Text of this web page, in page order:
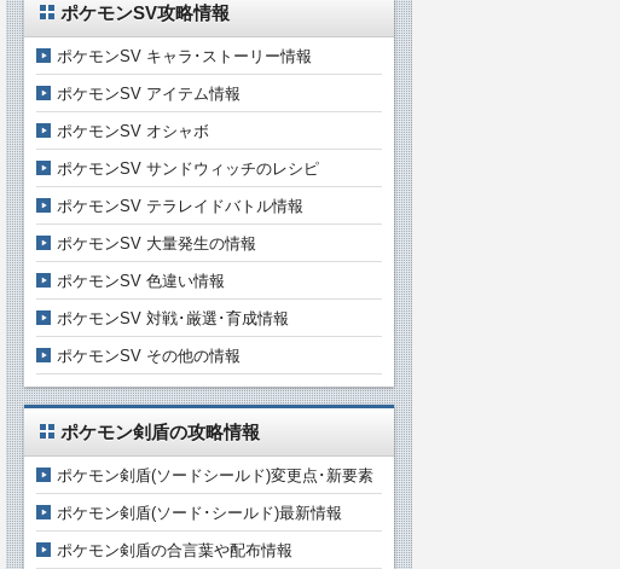
ポケモンSV攻略情報
ポケモンSV キャラ･ストーリー情報
ポケモンSV アイテム情報
ポケモンSV オシャボ
ポケモンSV サンドウィッチのレシピ
ポケモンSV テラレイドバトル情報
ポケモンSV 大量発生の情報
ポケモンSV 色違い情報
ポケモンSV 対戦･厳選･育成情報
ポケモンSV その他の情報
ポケモン剣盾の攻略情報
ポケモン剣盾(ソードシールド)変更点･新要素
ポケモン剣盾(ソード･シールド)最新情報
ポケモン剣盾の合言葉や配布情報